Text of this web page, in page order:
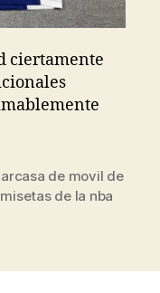
ciertamente
de movil de
de la nba